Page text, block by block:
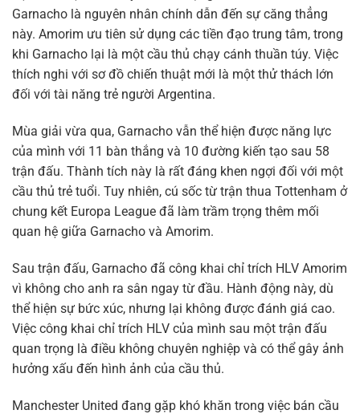
Garnacho là nguyên nhân chính dẫn đến sự căng thẳng
này. Amorim ưu tiên sử dụng các tiền đạo trung tâm, trong
khi Garnacho lại là một cầu thủ chạy cánh thuần túy. Việc
thích nghi với sơ đồ chiến thuật mới là một thử thách lớn
đối với tài năng trẻ người Argentina.
Mùa giải vừa qua, Garnacho vẫn thể hiện được năng lực
của mình với 11 bàn thắng và 10 đường kiến tạo sau 58
trận đấu. Thành tích này là rất đáng khen ngợi đối với một
cầu thủ trẻ tuổi. Tuy nhiên, cú sốc từ trận thua Tottenham ở
chung kết Europa League đã làm trầm trọng thêm mối
quan hệ giữa Garnacho và Amorim.
Sau trận đấu, Garnacho đã công khai chỉ trích HLV Amorim
vì không cho anh ra sân ngay từ đầu. Hành động này, dù
thể hiện sự bức xúc, nhưng lại không được đánh giá cao.
Việc công khai chỉ trích HLV của mình sau một trận đấu
quan trọng là điều không chuyên nghiệp và có thể gây ảnh
hưởng xấu đến hình ảnh của cầu thủ.
Manchester United đang gặp khó khăn trong việc bán cầu